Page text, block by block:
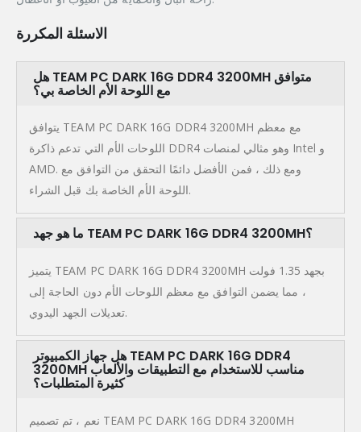
الاسئلة المكررة
هل TEAM PC DARK 16G DDR4 3200MH متوافق
مع اللوحة الأم الخاصة بي؟
يتوافق TEAM PC DARK 16G DDR4 3200MH مع معظم
اللوحات الأم التي تدعم ذاكرة DDR4 وهو مثالي لمنصات Intel و
AMD. ومع ذلك ، فمن الأفضل دائمًا التحقق من التوافق مع
اللوحة الأم الخاصة بك قبل الشراء.
ما هو جهد TEAM PC DARK 16G DDR4 3200MH؟
يتميز TEAM PC DARK 16G DDR4 3200MH بجهد 1.35 فولت
، مما يضمن التوافق مع معظم اللوحات الأم دون الحاجة إلى
تعديلات الجهد اليدوي.
هل جهاز الكمبيوتر TEAM PC DARK 16G DDR4
3200MH مناسب للاستخدام مع التطبيقات والألعاب
كثيرة المتطلبات؟
نعم ، تم تصميم TEAM PC DARK 16G DDR4 3200MH